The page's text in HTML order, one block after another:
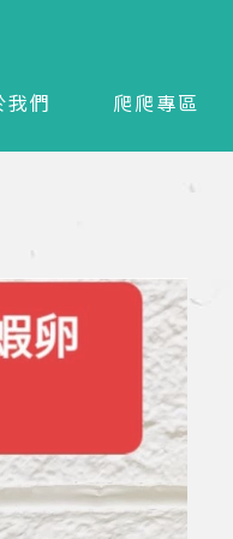
我們 爬爬專區